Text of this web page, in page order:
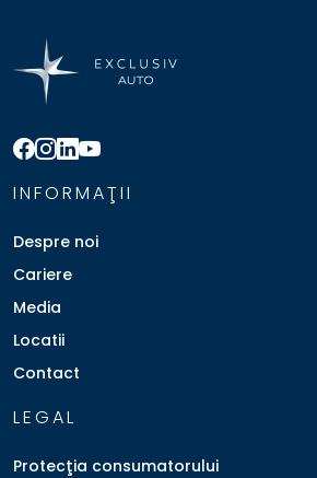
INFORMAŢII
Despre noi
Cariere
Media
Locatii
Contact
LEGAL
Protecţia consumatorului